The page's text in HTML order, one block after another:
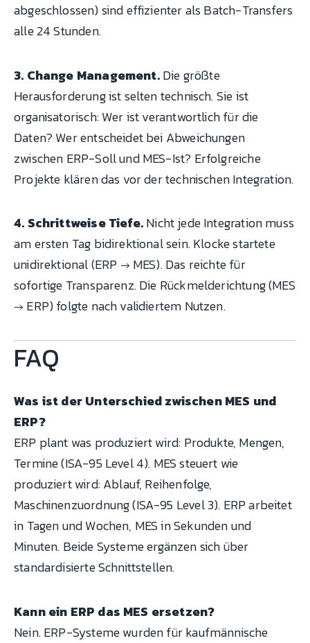
abgeschlossen) sind effizienter als Batch-Transfers
alle 24 Stunden.
3. Change Management.Die größte
Herausforderung ist selten technisch. Sie ist
organisatorisch: Wer ist verantwortlich für die
Daten? Wer entscheidet bei Abweichungen
zwischen ERP-Soll und MES-Ist? Erfolgreiche
Projekte klären das vor der technischen Integration.
4. Schrittweise Tiefe.Nicht jede Integration muss
am ersten Tag bidirektional sein. Klocke startete
unidirektional (ERP → MES). Das reichte für
sofortige Transparenz. Die Rückmelderichtung (MES
→ ERP) folgte nach validiertem Nutzen.
FAQ
Was ist der Unterschied zwischen MES und
ERP?
ERP plant was produziert wird: Produkte, Mengen,
Termine (ISA-95 Level 4). MES steuert wie
produziert wird: Ablauf, Reihenfolge,
Maschinenzuordnung (ISA-95 Level 3). ERP arbeitet
in Tagen und Wochen, MES in Sekunden und
Minuten. Beide Systeme ergänzen sich über
standardisierte Schnittstellen.
Kann ein ERP das MES ersetzen?
Nein. ERP-Systeme wurden für kaufmännische